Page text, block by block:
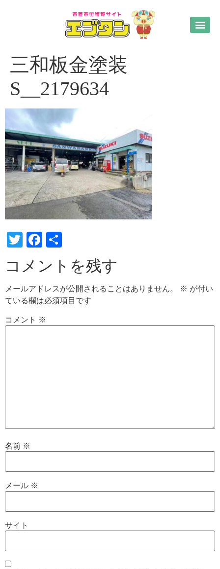
三和板金塗装
S__2179634
TwitterFacebook
有
コメントを残す
メールアドレスが公開されることはありません。 ※ が付い
ている欄は必須項目です
コメント ※
名前 ※
メール ※
サイト